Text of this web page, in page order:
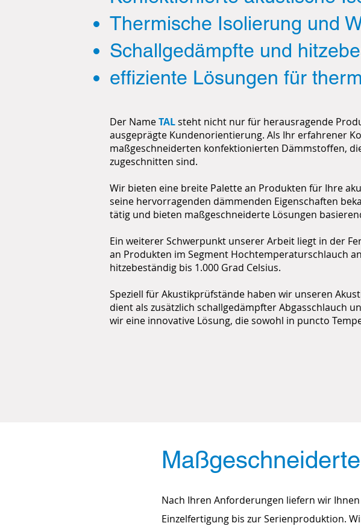
Thermische Isolierung und
Schallgedämpfte und
effiziente Lösungen für
Der NameTALsteht nicht nur für herausragende
ausgeprägte Kundenorientierung. Als Ihr erfahrener
maßgeschneiderten konfektionierten Dämmstoffen,
zugeschnitten sind.
Wir bieten eine breite Palette an Produkten für Ihre
seine hervorragenden dämmenden Eigenschaften
tätig und bieten maßgeschneiderte Lösungen
Ein weiterer Schwerpunkt unserer Arbeit liegt in der
an Produkten im Segment Hochtemperaturschlauch
hitzebeständig bis 1.000 Grad Celsius.
Speziell für Akustikprüfstände haben wir unseren
dient als zusätzlich schallgedämpfter Abgasschlauch
wir eine innovative Lösung, die sowohl in puncto
Nach Ihren Anforderungen liefern wir
Einzelfertigung bis zur Serienproduktion.